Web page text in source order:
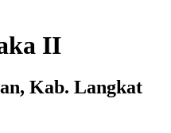
II
Kab. Langkat